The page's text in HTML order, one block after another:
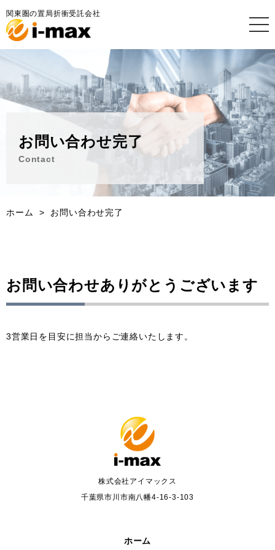
関東圏の置局折衝受託会社
お問い合わせ完了
Contact
ホーム お問い合わせ完了
お問い合わせありがとうございます
3営業日を目安に担当からご連絡いたします。
株式会社アイマックス
千葉県市川市南八幡4-16-3-103
ホーム